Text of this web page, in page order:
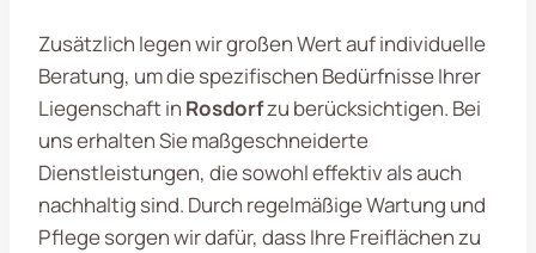
Zusätzlich legen wir großen Wert auf individuelle
Beratung, um die spezifischen Bedürfnisse Ihrer
Liegenschaft in Rosdorfzu berücksichtigen. Bei
uns erhalten Sie maßgeschneiderte
Dienstleistungen, die sowohl effektiv als auch
nachhaltig sind. Durch regelmäßige Wartung und
Pflege sorgen wir dafür, dass Ihre Freiflächen zu